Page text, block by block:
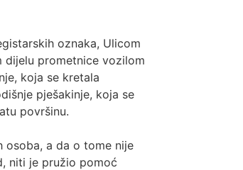
oznaka, Ulicom
dijelu prometnice vozilom
koja se kretala
pješakinje, koja se
površinu.
osoba, a da o tome nije
niti je pružio pomoć